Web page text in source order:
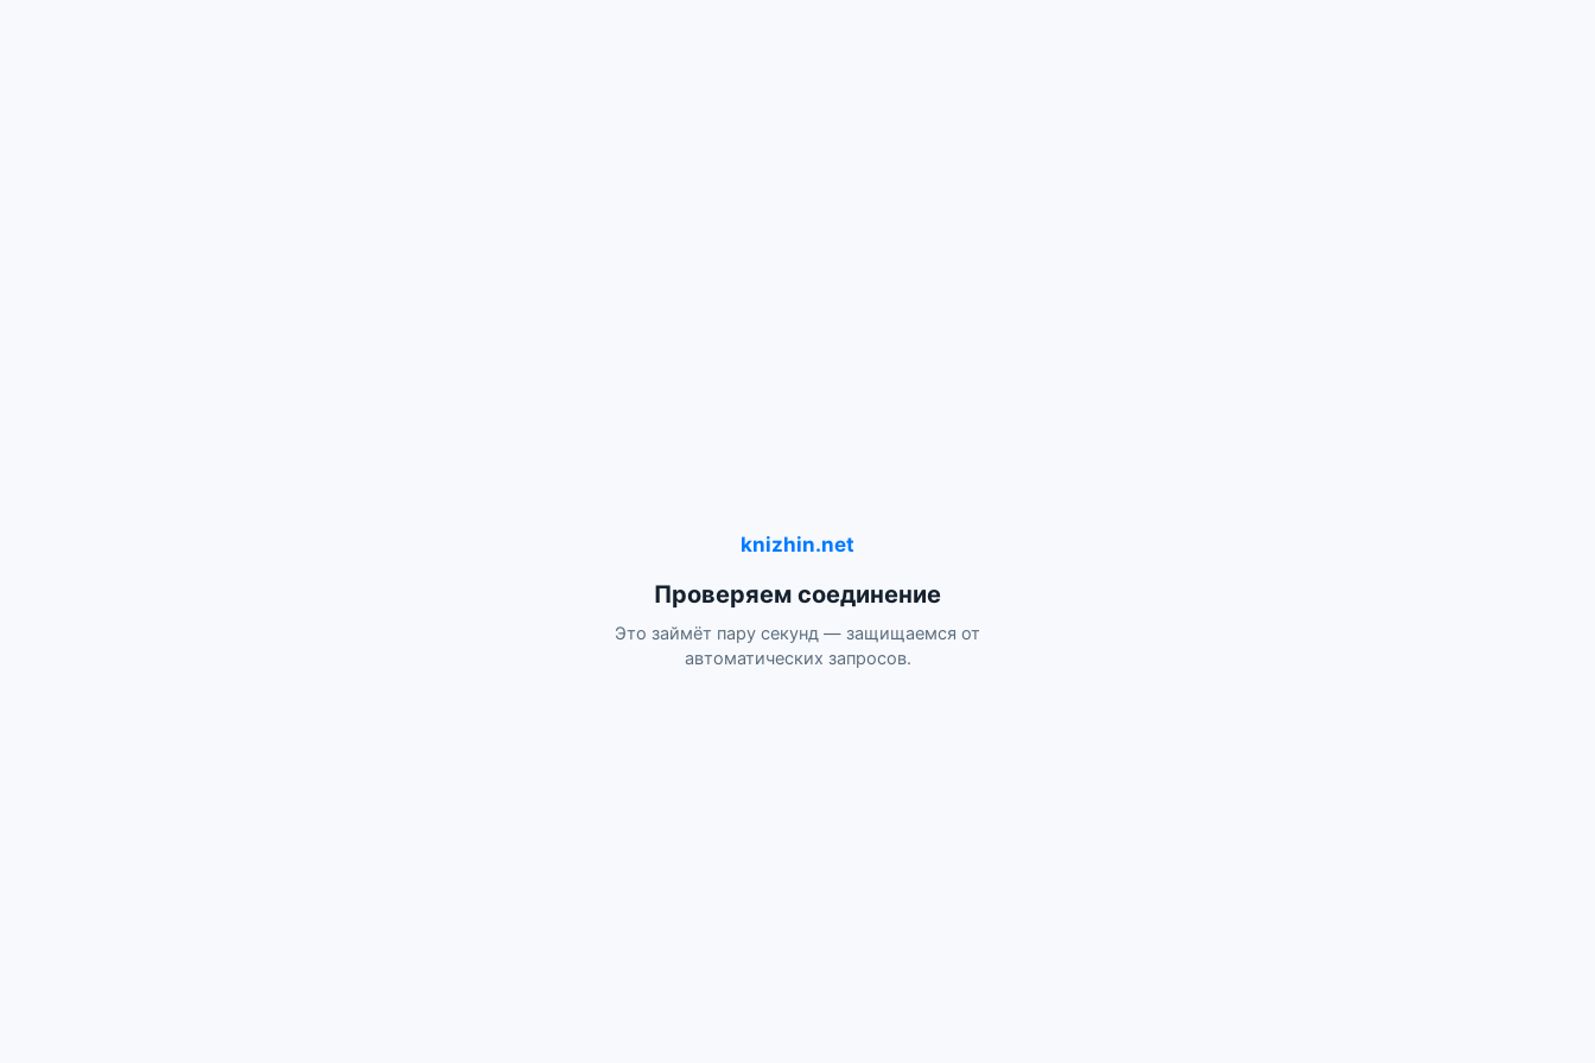
knizhin.net
Проверяем соединение
Это займёт пару секунд — защищаемся от
автоматических запросов.